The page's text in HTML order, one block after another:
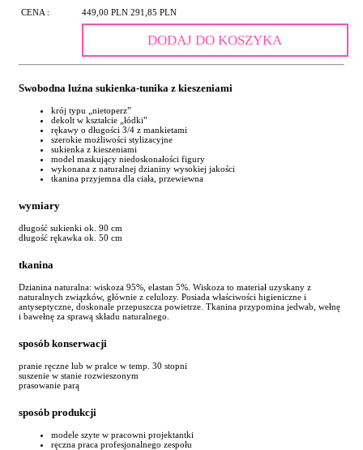
CENA : 449,00 PLN 291,85 PLN
DODAJ DO KOSZYKA
Swobodna luźna sukienka-tunika z kieszeniami
krój typu „nietoperz”
dekolt w kształcie „łódki”
rękawy o długości 3/4 z mankietami
szerokie możliwości stylizacyjne
sukienka z kieszeniami
model maskujący niedoskonałości figury
wykonana z naturalnej dzianiny wysokiej jakości
tkanina przyjemna dla ciała, przewiewna
wymiary
długość sukienki ok. 90 cm
długość rękawka ok. 50 cm
tkanina
Dzianina naturalna: wiskoza 95%, elastan 5%. Wiskoza to materiał uzyskany z
naturalnych związków, głównie z celulozy. Posiada właściwości higieniczne i
antyseptyczne, doskonale przepuszcza powietrze. Tkanina przypomina jedwab, wełnę
i bawełnę za sprawą składu naturalnego.
sposób konserwacji
pranie ręczne lub w pralce w temp. 30 stopni
suszenie w stanie rozwieszonym
prasowanie parą
sposób produkcji
modele szyte w pracowni projektantki
ręczna praca profesjonalnego zespołu